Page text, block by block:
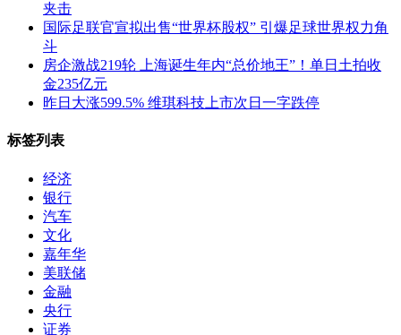
夹击
国际足联官宣拟出售“世界杯股权” 引爆足球世界权力角
斗
房企激战219轮 上海诞生年内“总价地王”！单日土拍收
金235亿元
昨日大涨599.5% 维琪科技上市次日一字跌停
标签列表
经济
银行
汽车
文化
嘉年华
美联储
金融
央行
证券